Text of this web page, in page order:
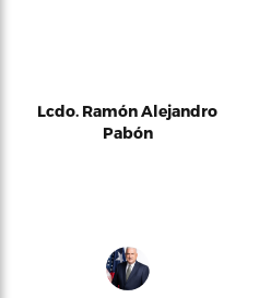
Lcdo. Ramón Alejandro
Pabón